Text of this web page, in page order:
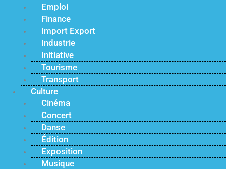
Emploi
Finance
Import Export
Industrie
Initiative
Tourisme
Transport
Culture
Cinéma
Concert
Danse
Édition
Exposition
Musique